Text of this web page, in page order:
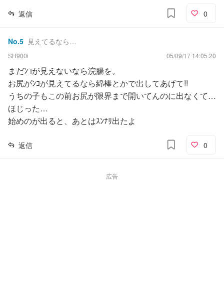
返信 0
No.5 見えてるなら…
SH900i 05/09/17 14:05:20
まだﾝｺが見えないなら浣腸を。
お尻がﾝｺが見えてるなら綿棒とかで出してあげて!!
うちの子もこの前お尻が限界まで開いてんのに出なくて…
ほじった…
始めのが出ると、あとはｽﾝﾅﾘ出たよ
返信 0
広告